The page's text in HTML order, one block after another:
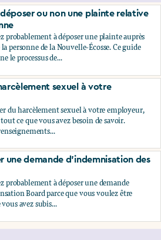
ou non une plainte relative
probablement à déposer une plainte auprès
personne de la Nouvelle-Écosse. Ce guide
le processus de...
ou non une plainte relative
sexuel à votre
du harcèlement sexuel à votre employeur,
ce que vous avez besoin de savoir.
sexuel à votre employeur
une demande d’indemnisation des
probablement à déposer une demande
Board parce que vous voulez être
avez subis...
une demande d’indemnisation des